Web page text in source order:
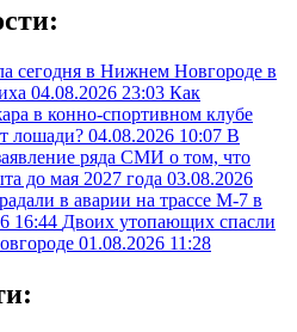
сегодня в Нижнем Новгороде в
04.08.2026 23:03 Как
в конно-спортивном клубе
лошади? 04.08.2026 10:07 В
ряда СМИ о том, что
до мая 2027 года 03.08.2026
в аварии на трассе М-7 в
16:44 Двоих утопающих спасли
01.08.2026 11:28